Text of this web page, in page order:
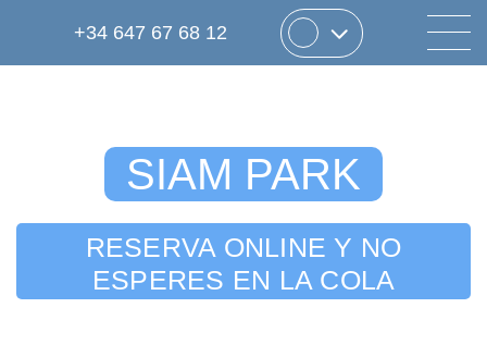
+34 647 67 68 12
SIAM PARK
RESERVA ONLINE Y NO
ESPERES EN LA COLA